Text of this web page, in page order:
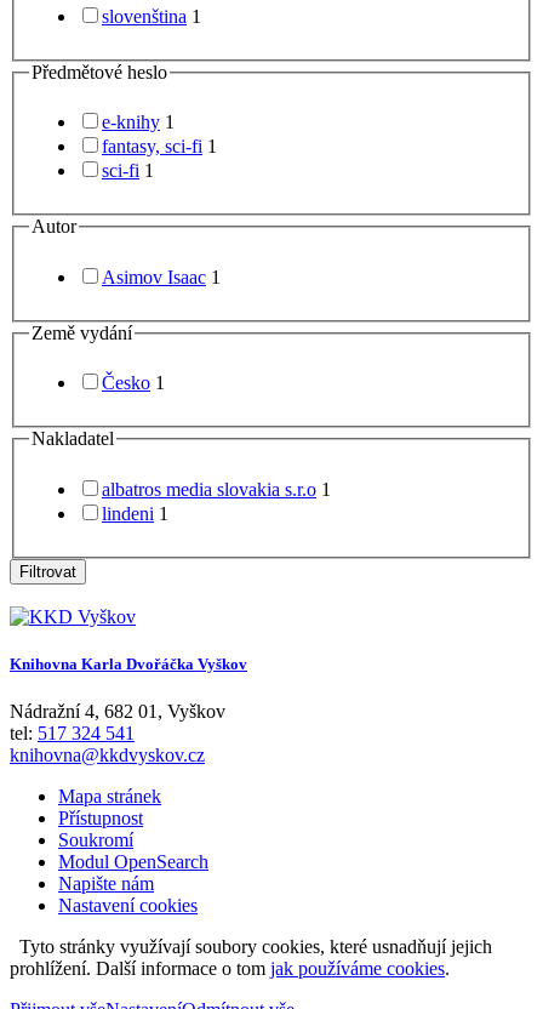
slovenština 1
Předmětové heslo
e-knihy 1
fantasy, sci-fi 1
sci-fi 1
Autor
Asimov Isaac 1
Země vydání
Česko 1
Nakladatel
albatros media slovakia s.r.o 1
lindeni 1
Filtrovat
Knihovna Karla Dvořáčka Vyškov
Nádražní 4, 682 01, Vyškov
tel: 517 324 541
knihovna@kkdvyskov.cz
Mapa stránek
Přístupnost
Soukromí
Modul OpenSearch
Napište nám
Nastavení cookies
Tyto stránky využívají soubory cookies, které usnadňují jejich
prohlížení. Další informace o tom jak používáme cookies.